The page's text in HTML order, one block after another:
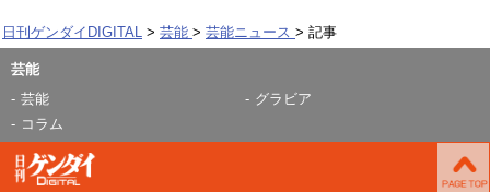
日刊ゲンダイDIGITAL 芸能 芸能ニュース 記事
芸能
芸能
グラビア
コラム